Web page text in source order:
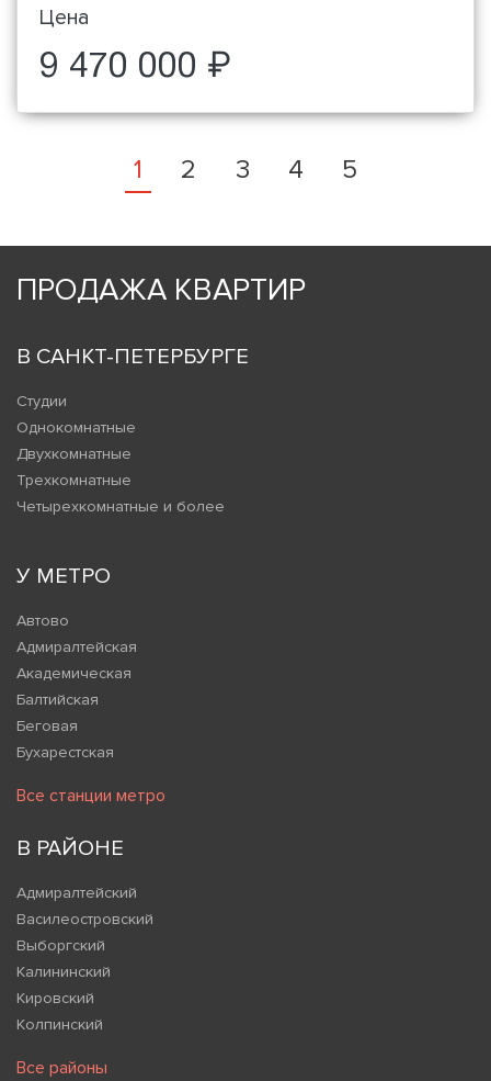
Цена
9 470 000 ₽
1 2 3 4 5
ПРОДАЖА КВАРТИР
В САНКТ-ПЕТЕРБУРГЕ
Студии
Однокомнатные
Двухкомнатные
Трехкомнатные
Четырехкомнатные и более
У МЕТРО
Автово
Адмиралтейская
Академическая
Балтийская
Беговая
Бухарестская
Все станции метро
В РАЙОНЕ
Адмиралтейский
Василеостровский
Выборгский
Калининский
Кировский
Колпинский
Все районы